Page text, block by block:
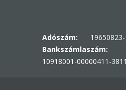
Adószám:
Bankszámlaszám:
10918001-00000411-